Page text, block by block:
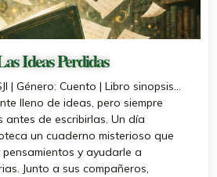
Ideas Perdidas
| Género: Cuento | Libro sinopsis...
lleno de ideas, pero siempre
de escribirlas. Un día
un cuaderno misterioso que
y ayudarle a
Junto a sus compañeros,